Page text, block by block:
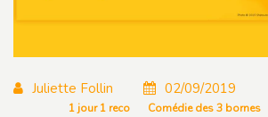
Juliette Follin 02/09/2019
1 jour 1 reco Comédie des 3 bornes